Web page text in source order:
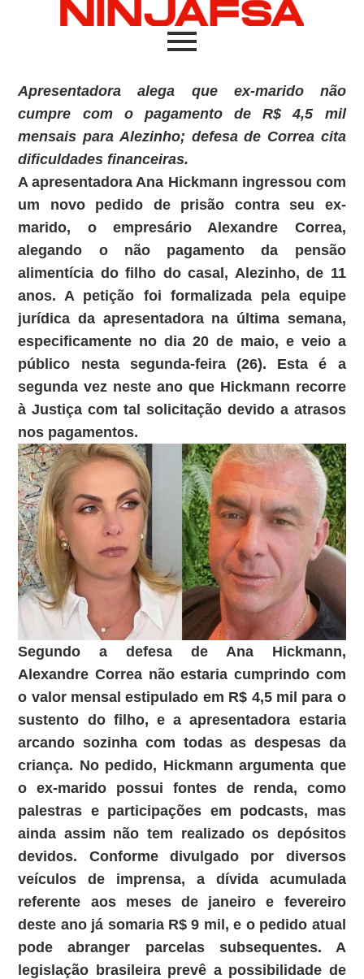
Apresentadora alega que ex-marido não
cumpre com o pagamento de R$ 4,5 mil
mensais para Alezinho; defesa de Correa cita
dificuldades financeiras.
A apresentadora Ana Hickmann ingressou com
um novo pedido de prisão contra seu ex-
marido, o empresário Alexandre Correa,
alegando o não pagamento da pensão
alimentícia do filho do casal, Alezinho, de 11
anos. A petição foi formalizada pela equipe
jurídica da apresentadora na última semana,
especificamente no dia 20 de maio, e veio a
público nesta segunda-feira (26). Esta é a
segunda vez neste ano que Hickmann recorre
à Justiça com tal solicitação devido a atrasos
nos pagamentos.
Segundo a defesa de Ana Hickmann,
Alexandre Correa não estaria cumprindo com
o valor mensal estipulado em R$ 4,5 mil para o
sustento do filho, e a apresentadora estaria
arcando sozinha com todas as despesas da
criança. No pedido, Hickmann argumenta que
o ex-marido possui fontes de renda, como
palestras e participações em podcasts, mas
ainda assim não tem realizado os depósitos
devidos. Conforme divulgado por diversos
veículos de imprensa, a dívida acumulada
referente aos meses de janeiro e fevereiro
deste ano já somaria R$ 9 mil, e o pedido atual
pode abranger parcelas subsequentes. A
legislação brasileira prevê a possibilidade de